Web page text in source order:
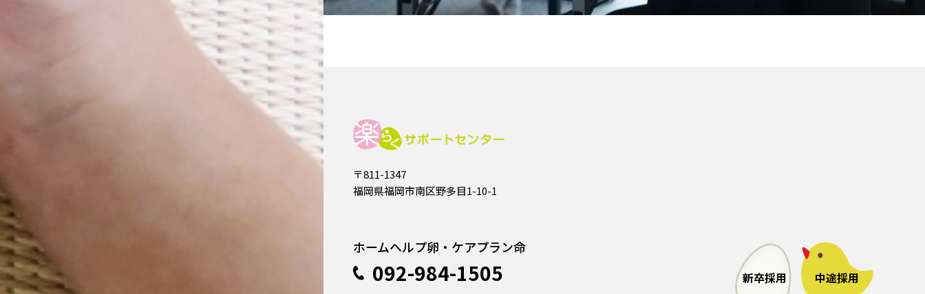
〒811-1347
福岡県福岡市南区野多目1-10-1
ホームヘルプ卵・ケアプラン命
092-984-1505 新卒採用 中途採用